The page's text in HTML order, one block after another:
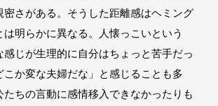
密さがある。そうした距離感はヘミング
は明らかに異なる。人懐っこいという
感じが生理的に自分はちょっと苦手だっ
こか変な夫婦だな」と感じることも多
たちの言動に感情移入できなかったりも